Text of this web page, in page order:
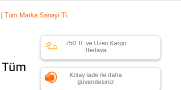
Tüm Marka Sanayi Ti...
750 TL ve Üzeri Kargo
Bedava
Kolay iade ile daha
güvendesiniz